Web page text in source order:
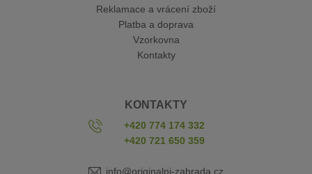
Reklamace a vrácení zboží
Platba a doprava
Vzorkovna
Kontakty
KONTAKTY
+420 774 174 332
+420 721 650 359
info@originalni-zahrada.cz